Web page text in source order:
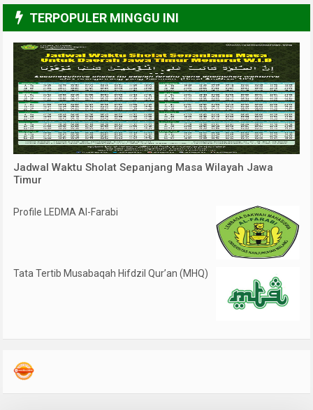
TERPOPULER MINGGU INI
Jadwal Waktu Sholat Sepanjang Masa Wilayah Jawa
Timur
Profile LEDMA Al-Farabi
Tata Tertib Musabaqah Hifdzil Qur’an (MHQ)